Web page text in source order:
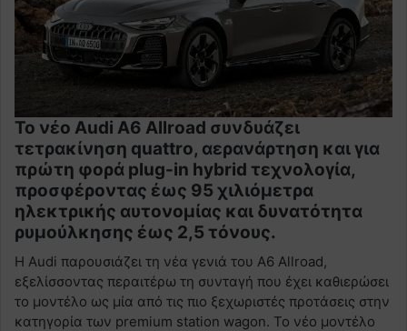
Το νέο Audi A6 Allroad συνδυάζει
τετρακίνηση quattro, αερανάρτηση και για
πρώτη φορά plug-in hybrid τεχνολογία,
προσφέροντας έως 95 χιλιόμετρα
ηλεκτρικής αυτονομίας και δυνατότητα
ρυμούλκησης έως 2,5 τόνους.
Η Audi παρουσιάζει τη νέα γενιά του A6 Allroad,
εξελίσσοντας περαιτέρω τη συνταγή που έχει καθιερώσει
το μοντέλο ως μία από τις πιο ξεχωριστές προτάσεις στην
κατηγορία των premium station wagon. Το νέο μοντέλο